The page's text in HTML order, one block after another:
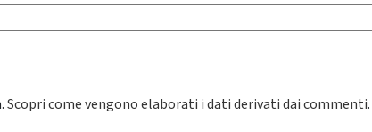
Scopri come vengono elaborati i dati derivati dai commenti.